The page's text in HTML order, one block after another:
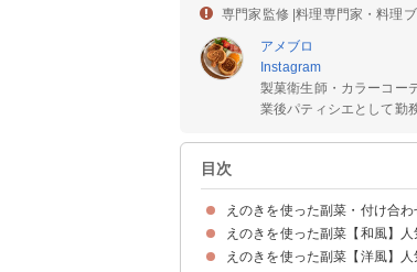
専門家監修 |料理専門家・料理
アメブロ
Instagram
製菓衛生師・カラーコー
業後パティシエとして勤
目次
えのきを使った副菜・付け合わ
えのきを使った副菜【和風】
①えのきとわかめのごまドレッシ
②作り置き可能なえのきと豚バラ
③えのきのカリカリ揚げ
④レンジで簡単に作れるえのきと
⑤えのきと厚揚げの生姜あんかけ
⑥作り置きできるえのきとピーマ
⑦えのきと卵のあんかけ豆腐
⑧えのきと鶏ひき肉の巾着煮
⑨えのきとこんにゃくのピリ辛炒
⑩レンジで簡単えのきの梅ポン酢
⑪えのきとじゃこの落とし揚げ
えのきを使った副菜【洋風】